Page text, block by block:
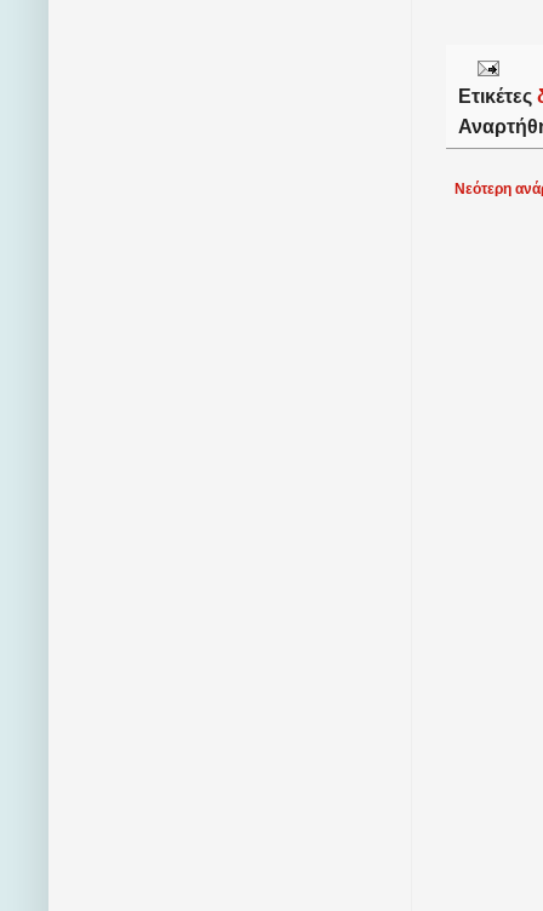
Ετικέτες
Νεότερη